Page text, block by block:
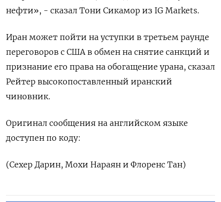
нефти», - сказал Тони Сикамор из IG Markets.
Иран ‌может пойти на уступки в третьем раунде
переговоров с США в ‌обмен на снятие санкций и
признание его права на обогащение урана, сказал
Рейтер ​высокопоставленный иранский
чиновник.
Оригинал сообщения на английском языке
доступен по коду:
(‌Сехер Дарин, Мохи Нараян и Флоренс Тан)